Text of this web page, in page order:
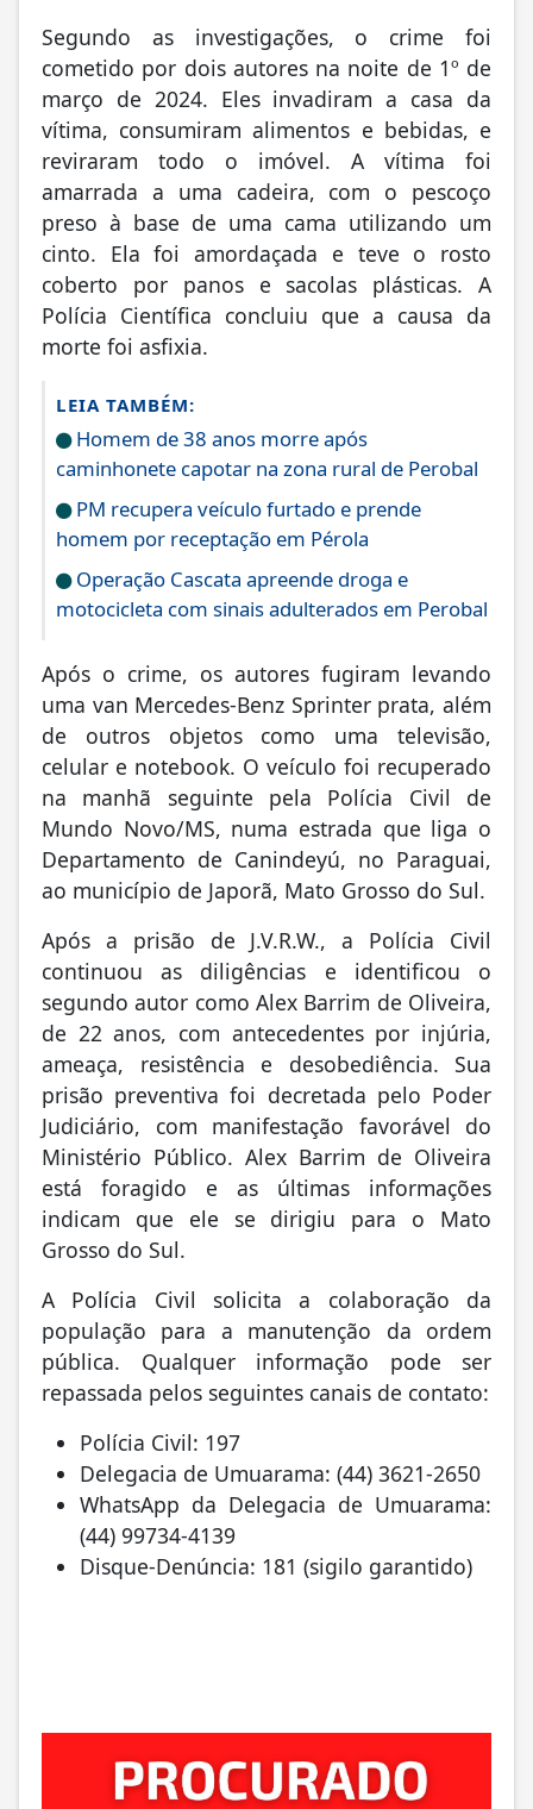
Segundo as investigações, o crime foi
cometido por dois autores na noite de 1º de
março de 2024. Eles invadiram a casa da
vítima, consumiram alimentos e bebidas, e
reviraram todo o imóvel. A vítima foi
amarrada a uma cadeira, com o pescoço
preso à base de uma cama utilizando um
cinto. Ela foi amordaçada e teve o rosto
coberto por panos e sacolas plásticas. A
Polícia Científica concluiu que a causa da
morte foi asfixia.
LEIA TAMBÉM:
Homem de 38 anos morre após
caminhonete capotar na zona rural de Perobal
PM recupera veículo furtado e prende
homem por receptação em Pérola
Operação Cascata apreende droga e
motocicleta com sinais adulterados em Perobal
Após o crime, os autores fugiram levando
uma van Mercedes-Benz Sprinter prata, além
de outros objetos como uma televisão,
celular e notebook. O veículo foi recuperado
na manhã seguinte pela Polícia Civil de
Mundo Novo/MS, numa estrada que liga o
Departamento de Canindeyú, no Paraguai,
ao município de Japorã, Mato Grosso do Sul.
Após a prisão de J.V.R.W., a Polícia Civil
continuou as diligências e identificou o
segundo autor como Alex Barrim de Oliveira,
de 22 anos, com antecedentes por injúria,
ameaça, resistência e desobediência. Sua
prisão preventiva foi decretada pelo Poder
Judiciário, com manifestação favorável do
Ministério Público. Alex Barrim de Oliveira
está foragido e as últimas informações
indicam que ele se dirigiu para o Mato
Grosso do Sul.
A Polícia Civil solicita a colaboração da
população para a manutenção da ordem
pública. Qualquer informação pode ser
repassada pelos seguintes canais de contato:
Polícia Civil: 197
Delegacia de Umuarama: (44) 3621-2650
WhatsApp da Delegacia de Umuarama:
(44) 99734-4139
Disque-Denúncia: 181 (sigilo garantido)